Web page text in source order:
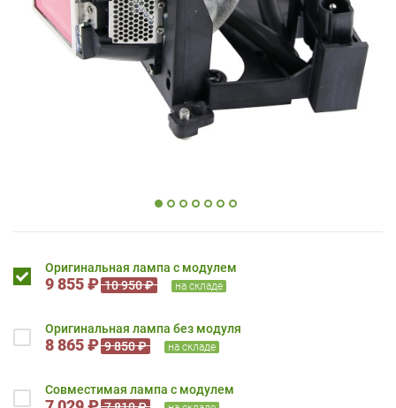
Оригинальная лампа с модулем
9 855 ₽ 10 950 ₽ на складе
Оригинальная лампа без модуля
8 865 ₽ 9 850 ₽ на складе
Совместимая лампа с модулем